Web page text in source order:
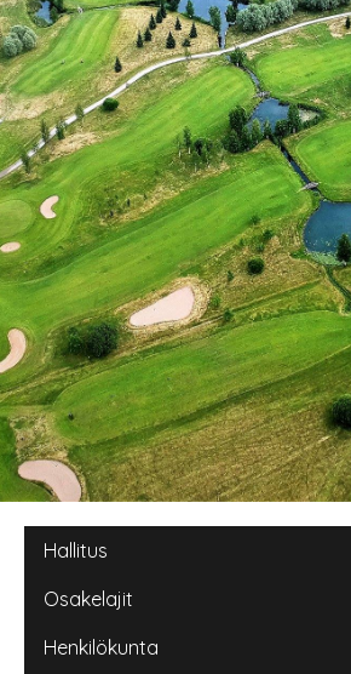
Main navigation
Hallitus
Osakelajit
Henkilökunta